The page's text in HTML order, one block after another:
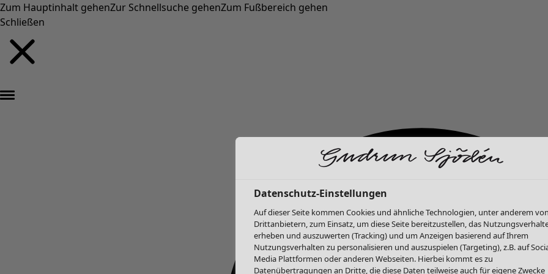
Zum Hauptinhalt gehenZur Schnellsuche gehenZum Fußbereich gehen
Schließen
Datenschutz-Einstellungen
Auf dieser Seite kommen Cookies und ähnliche Technologien, unter anderem von
Drittanbietern, zum Einsatz, um diese Seite bereitzustellen, das
erheben und auszuwerten (Tracking) und um Anzeigen basierend auf Ihrem
Nutzungsverhalten zu personalisieren und auszuspielen (Targeting), z.B. auf
Media Plattformen oder anderen Webseiten. Hierbei kommt es zu
Datenübertragungen an Dritte, die diese Daten teilweise auch für eigene Zwecke